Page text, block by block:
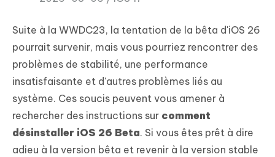
iAnyGo
Suite à la WWDC23, la tentation de la bêta d'iOS 26
pourrait survenir, mais vous pourriez rencontrer des
problèmes de stabilité, une performance
insatisfaisante et d'autres problèmes liés au
système. Ces soucis peuvent vous amener à
rechercher des instructions sur comment
désinstaller iOS 26 Beta. Si vous êtes prêt à dire
adieu à la version bêta et revenir à la version stable